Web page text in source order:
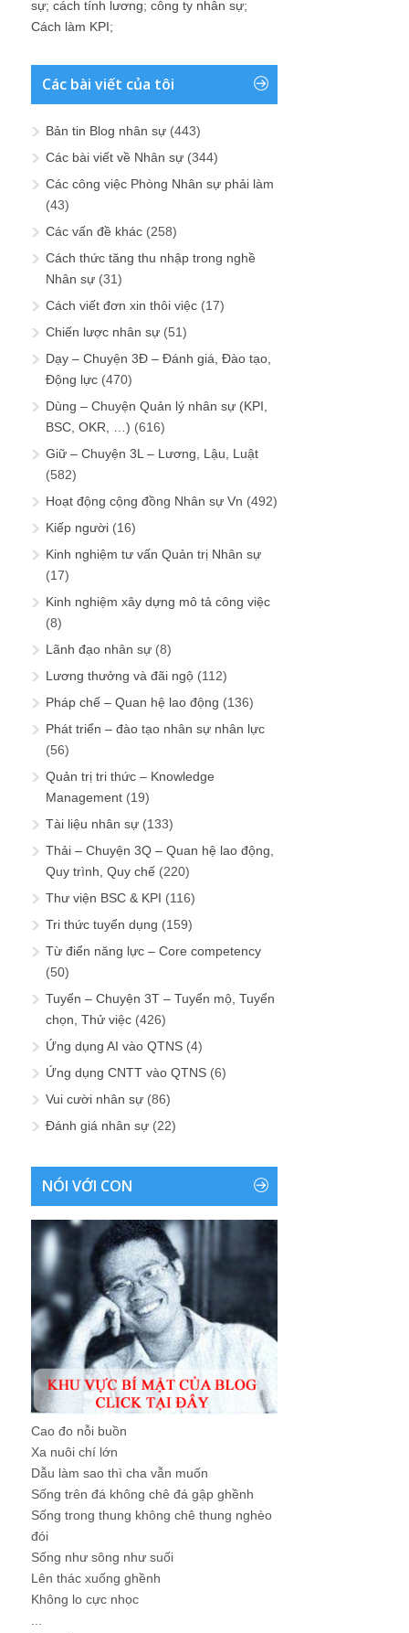
sự; cách tính lương; công ty nhân sự;
Cách làm KPI;
Các bài viết của tôi
Bản tin Blog nhân sự (443)
Các bài viết về Nhân sự (344)
Các công việc Phòng Nhân sự phải làm
(43)
Các vấn đề khác (258)
Cách thức tăng thu nhập trong nghề
Nhân sự (31)
Cách viết đơn xin thôi việc (17)
Chiến lược nhân sự (51)
Dạy – Chuyện 3Đ – Đánh giá, Đào tạo,
Động lực (470)
Dùng – Chuyện Quản lý nhân sự (KPI,
BSC, OKR, …) (616)
Giữ – Chuyện 3L – Lương, Lậu, Luật
(582)
Hoạt động cộng đồng Nhân sự Vn (492)
Kiếp người (16)
Kinh nghiệm tư vấn Quản trị Nhân sự
(17)
Kinh nghiệm xây dựng mô tả công việc
(8)
Lãnh đạo nhân sự (8)
Lương thưởng và đãi ngộ (112)
Pháp chế – Quan hệ lao động (136)
Phát triển – đào tạo nhân sự nhân lực
(56)
Quản trị tri thức – Knowledge
Management (19)
Tài liệu nhân sự (133)
Thải – Chuyện 3Q – Quan hệ lao động,
Quy trình, Quy chế (220)
Thư viện BSC & KPI (116)
Tri thức tuyển dụng (159)
Từ điển năng lực – Core competency
(50)
Tuyển – Chuyện 3T – Tuyển mộ, Tuyển
chọn, Thử việc (426)
Ứng dụng AI vào QTNS (4)
Ứng dụng CNTT vào QTNS (6)
Vui cười nhân sự (86)
Đánh giá nhân sự (22)
NÓI VỚI CON
Cao đo nỗi buồn
Xa nuôi chí lớn
Dẫu làm sao thì cha vẫn muốn
Sống trên đá không chê đá gập ghềnh
Sống trong thung không chê thung nghèo
đói
Sống như sông như suối
Lên thác xuống ghềnh
Không lo cực nhọc